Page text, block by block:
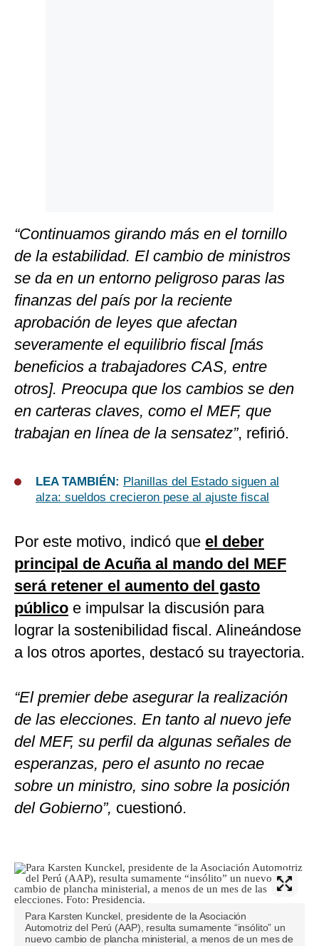
“Continuamos girando más en el tornillo
de la estabilidad. El cambio de ministros
se da en un entorno peligroso paras las
finanzas del país por la reciente
aprobación de leyes que afectan
severamente el equilibrio fiscal [más
beneficios a trabajadores CAS, entre
otros]. Preocupa que los cambios se den
en carteras claves, como el MEF, que
trabajan en línea de la sensatez”, refirió.
LEA TAMBIÉN: Planillas del Estado siguen al
alza: sueldos crecieron pese al ajuste fiscal
Por este motivo, indicó que el deber
principal de Acuña al mando del MEF
será retener el aumento del gasto
público e impulsar la discusión para
lograr la sostenibilidad fiscal. Alineándose
a los otros aportes, destacó su trayectoria.
“El premier debe asegurar la realización
de las elecciones. En tanto al nuevo jefe
del MEF, su perfil da algunas señales de
esperanzas, pero el asunto no recae
sobre un ministro, sino sobre la posición
del Gobierno”, cuestionó.
Para Karsten Kunckel, presidente de la Asociación
Automotriz del Perú (AAP), resulta sumamente “insólito” un
nuevo cambio de plancha ministerial, a menos de un mes de